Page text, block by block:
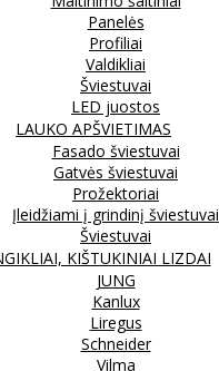
Panelės
Profiliai
Valdikliai
Šviestuvai
LED juostos
LAUKO APŠVIETIMAS
Fasado šviestuvai
Gatvės šviestuvai
Prožektoriai
Įleidžiami į grindinį šviestuvai
Šviestuvai
KIŠTUKINIAI LIZDAI
JUNG
Kanlux
Liregus
Schneider
Vilma